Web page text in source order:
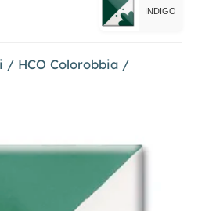
INDIGO
/ HCO Colorobbia /